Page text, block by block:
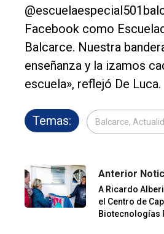
Facebook como
Balcarce. Nuestra
enseñanza y la izamos
escuela», reflejó De Luca.
Temas: Balcarce,
Anterior
A Ricardo
el Centro de
Biotecnologías